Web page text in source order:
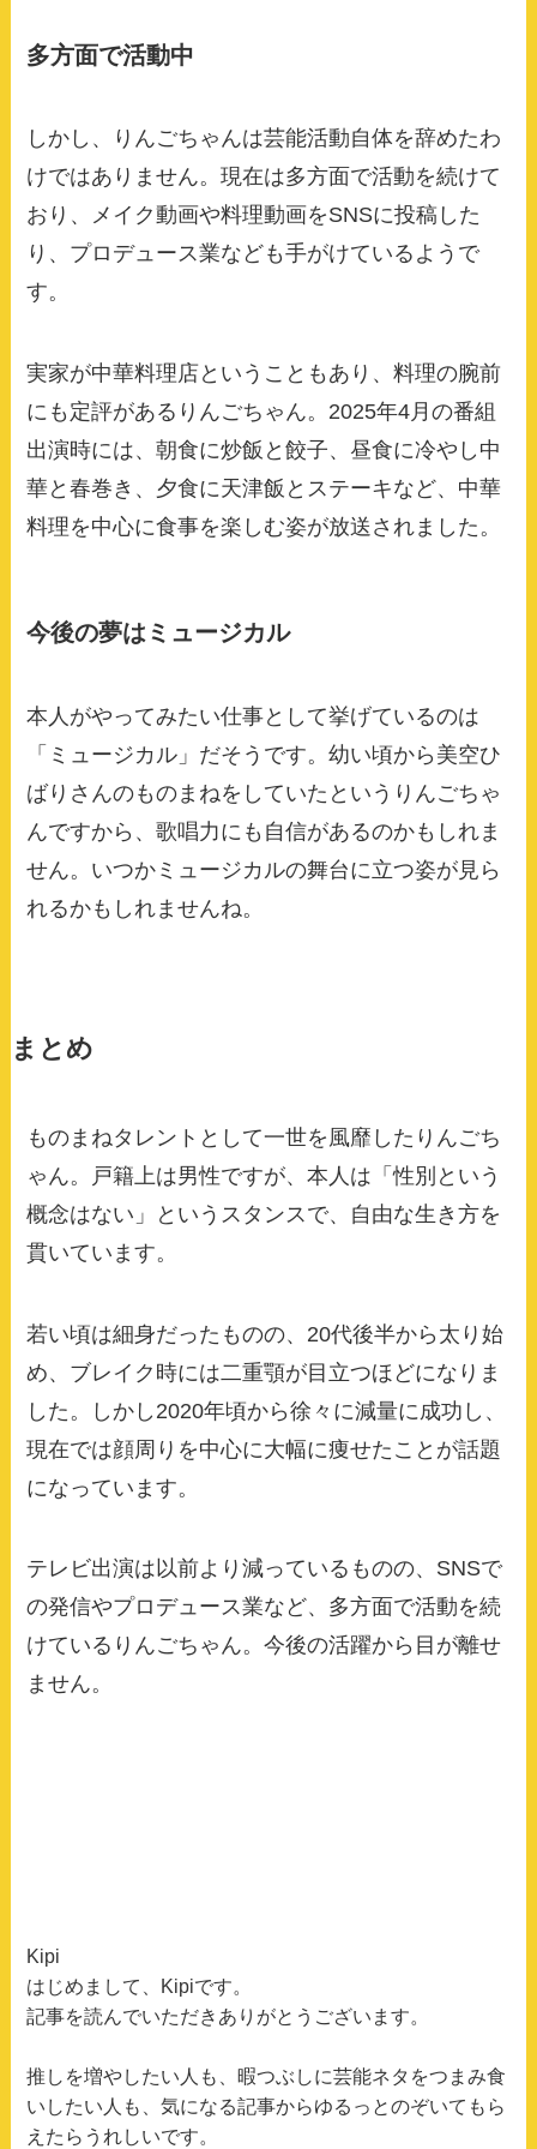
多方面で活動中
しかし、りんごちゃんは芸能活動自体を辞めたわ
けではありません。現在は多方面で活動を続けて
おり、メイク動画や料理動画をSNSに投稿した
り、プロデュース業なども手がけているようで
す。
実家が中華料理店ということもあり、料理の腕前
にも定評があるりんごちゃん。2025年4月の番組
出演時には、朝食に炒飯と餃子、昼食に冷やし中
華と春巻き、夕食に天津飯とステーキなど、中華
料理を中心に食事を楽しむ姿が放送されました。
今後の夢はミュージカル
本人がやってみたい仕事として挙げているのは
「ミュージカル」だそうです。幼い頃から美空ひ
ばりさんのものまねをしていたというりんごちゃ
んですから、歌唱力にも自信があるのかもしれま
せん。いつかミュージカルの舞台に立つ姿が見ら
れるかもしれませんね。
まとめ
ものまねタレントとして一世を風靡したりんごち
ゃん。戸籍上は男性ですが、本人は「性別という
概念はない」というスタンスで、自由な生き方を
貫いています。
若い頃は細身だったものの、20代後半から太り始
め、ブレイク時には二重顎が目立つほどになりま
した。しかし2020年頃から徐々に減量に成功し、
現在では顔周りを中心に大幅に痩せたことが話題
になっています。
テレビ出演は以前より減っているものの、SNSで
の発信やプロデュース業など、多方面で活動を続
けているりんごちゃん。今後の活躍から目が離せ
ません。
Kipi
はじめまして、Kipiです。
記事を読んでいただきありがとうございます。
推しを増やしたい人も、暇つぶしに芸能ネタをつまみ食
いしたい人も、気になる記事からゆるっとのぞいてもら
えたらうれしいです。